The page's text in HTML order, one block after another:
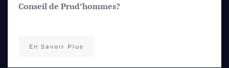
Conseil de Prud’hommes?
En Savoir Plus